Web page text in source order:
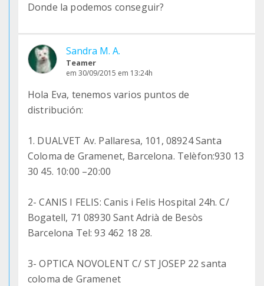
Donde la podemos conseguir?
Sandra M. A.
Teamer
em 30/09/2015 em 13:24h
Hola Eva, tenemos varios puntos de
distribución:
1. DUALVET Av. Pallaresa, 101, 08924 Santa
Coloma de Gramenet, Barcelona. Telèfon:930 13
30 45. 10:00 –20:00
2- CANIS I FELIS: Canis i Felis Hospital 24h. C/
Bogatell, 71 08930 Sant Adrià de Besòs
Barcelona Tel: 93 462 18 28.
3- OPTICA NOVOLENT C/ ST JOSEP 22 santa
coloma de Gramenet